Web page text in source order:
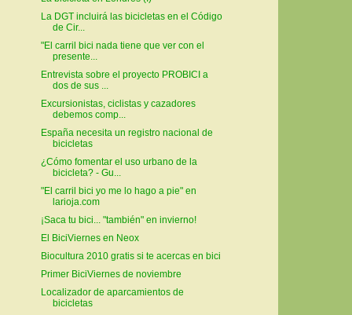
La DGT incluirá las bicicletas en el Código
de Cir...
"El carril bici nada tiene que ver con el
presente...
Entrevista sobre el proyecto PROBICI a
dos de sus ...
Excursionistas, ciclistas y cazadores
debemos comp...
España necesita un registro nacional de
bicicletas
¿Cómo fomentar el uso urbano de la
bicicleta? - Gu...
"El carril bici yo me lo hago a pie" en
larioja.com
¡Saca tu bici... "también" en invierno!
El BiciViernes en Neox
Biocultura 2010 gratis si te acercas en bici
Primer BiciViernes de noviembre
Localizador de aparcamientos de
bicicletas